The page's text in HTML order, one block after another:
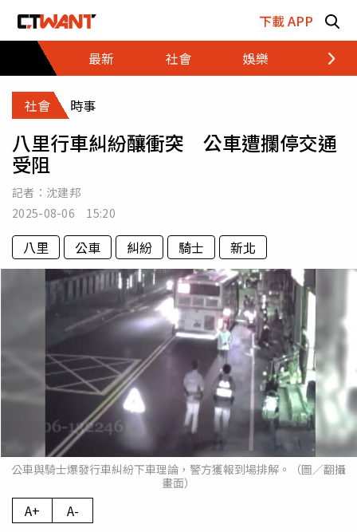
下載 APP
最新
社會 娛樂 財經
社會 時事
八里行車糾紛釀衝突 公車遭攔停交通
受阻
記者： 沈建邦
2025-08-06 15:20
八里 公車 糾紛 騎士 新北
公車與騎士爆發行車糾紛下車理論，警方獲報到場排解。（圖／翻攝
畫面）
A+ A-